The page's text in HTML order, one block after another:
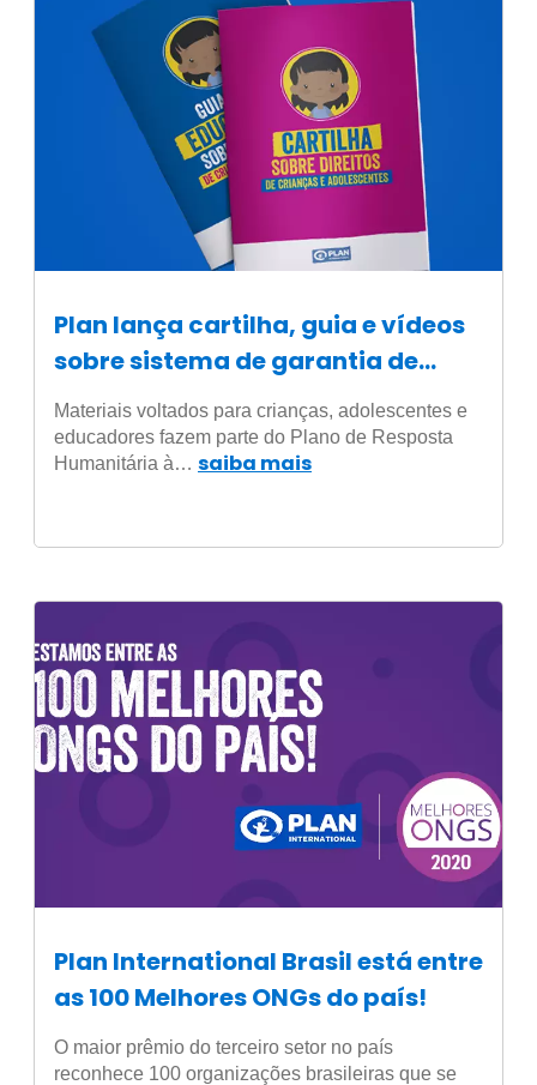
Plan lança cartilha, guia e vídeos
sobre sistema de garantia de
direitos de crianças e
adolescentes
Materiais voltados para crianças, adolescentes e
educadores fazem parte do Plano de Resposta
Humanitária à… saiba mais
Plan International Brasil está entre
as 100 Melhores ONGs do país!
O maior prêmio do terceiro setor no país
reconhece 100 organizações brasileiras que se